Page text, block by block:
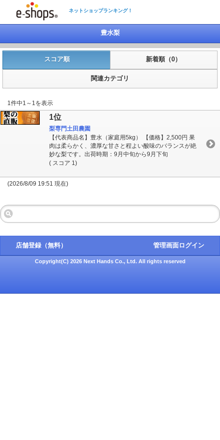
ネットショップランキング！
豊水梨
スコア順 新着順（0）
関連カテゴリ
1件中1～1を表示
1位
梨専門土田農園
【代表商品名】豊水（家庭用5kg） 【価格】2,500円 果
肉は柔らかく、濃厚な甘さと程よい酸味のバランスが絶
妙な梨です。出荷時期：9月中旬から9月下旬
( スコア 1)
(2026/8/09 19:51 現在)
店舗登録（無料） 管理画面ログイン
Copyright(C) 2026 Next Hands Co., Ltd. All rights reserved